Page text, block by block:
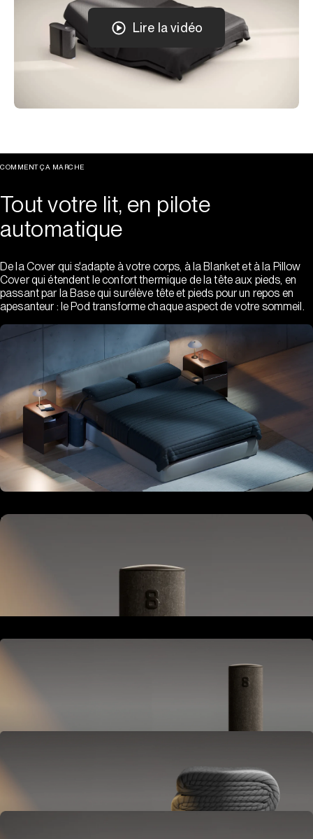
Lire la vidéo
COMMENT ÇA MARCHE
Tout votre lit, en pilote
automatique
De la Cover qui s'adapte à votre corps, à la Blanket et à la Pillow
Cover qui étendent le confort thermique de la tête aux pieds, en
passant par la Base qui surélève tête et pieds pour un repos en
apesanteur : le Pod transforme chaque aspect de votre sommeil.
Hub
Se place à côté de votre lit ou de votre table de chevet.
Alimente et connecte tout le système Pod.
Hub
Cover
Ajuste la température et suit votre sommeil.
EN OPTION